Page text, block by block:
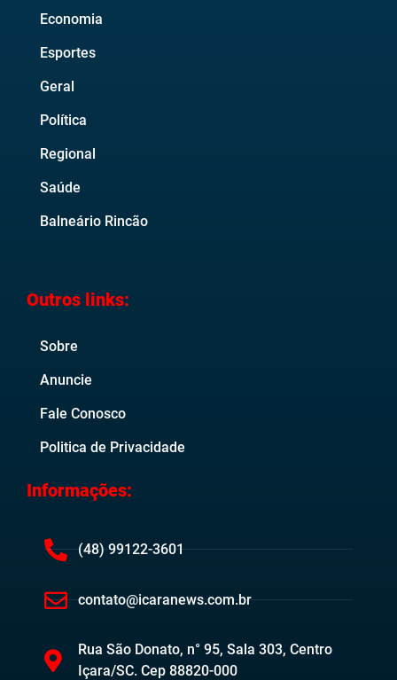
Economia
Esportes
Geral
Política
Regional
Saúde
Balneário Rincão
Outros links:
Sobre
Anuncie
Fale Conosco
Politica de Privacidade
Informações:
(48) 99122-3601
contato@icaranews.com.br
Rua São Donato, n° 95, Sala 303, Centro
Içara/SC. Cep 88820-000